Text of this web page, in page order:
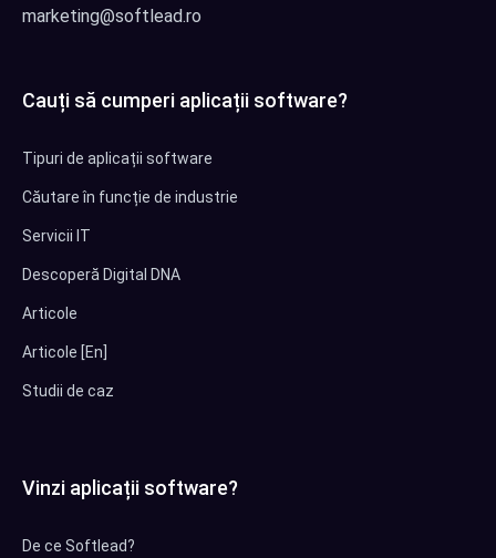
marketing@softlead.ro
Cauți să cumperi aplicații software?
Tipuri de aplicații software
Căutare în funcție de industrie
Servicii IT
Descoperă Digital DNA
Articole
Articole [En]
Studii de caz
Vinzi aplicații software?
De ce Softlead?